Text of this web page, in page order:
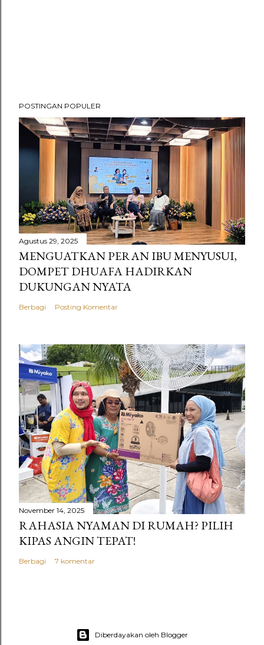
POSTINGAN POPULER
Agustus 29, 2025
MENGUATKAN PERAN IBU MENYUSUI,
DOMPET DHUAFA HADIRKAN
DUKUNGAN NYATA
Berbagi Posting Komentar
November 14, 2025
RAHASIA NYAMAN DI RUMAH? PILIH
KIPAS ANGIN TEPAT!
Berbagi 7 komentar
Diberdayakan oleh Blogger